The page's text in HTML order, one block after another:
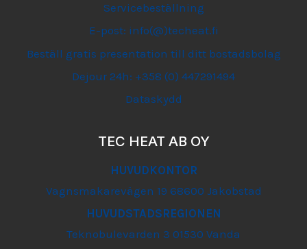
Servicebeställning
E-post: info(@)techeat.fi
Beställ gratis presentation till ditt bostadsbolag
Dejour 24h: +358 (0) 447291494
Dataskydd
TEC HEAT AB OY
HUVUDKONTOR
Vagnsmakarevägen 19 68600 Jakobstad
HUVUDSTADSREGIONEN
Teknobulevarden 3 01530 Vanda